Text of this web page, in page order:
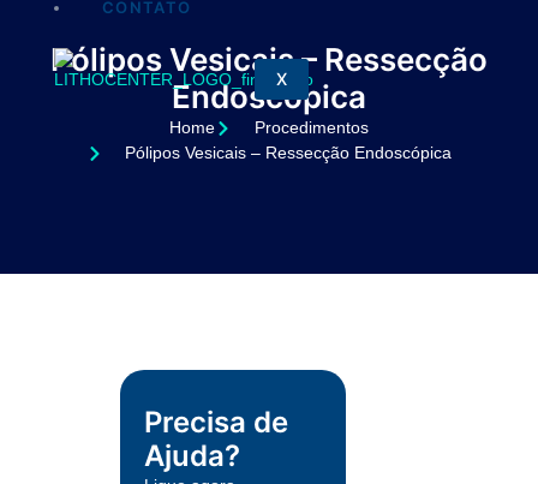
CONTATO
X
Pólipos Vesicais – Ressecção
Endoscópica
Home
Procedimentos
Pólipos Vesicais – Ressecção Endoscópica
Precisa de
Ajuda?